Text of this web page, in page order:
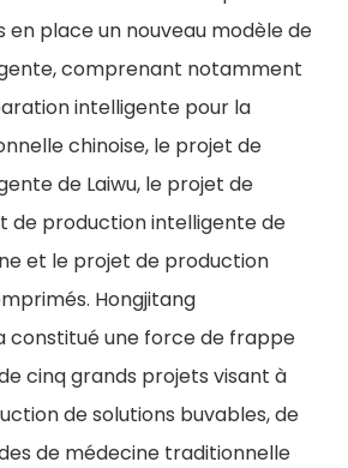
en place un nouveau modèle de
comprenant notamment
intelligente pour la
chinoise, le projet de
de Laiwu, le projet de
de production intelligente de
et le projet de production
Hongjitang
constitué une force de frappe
cinq grands projets visant à
de solutions buvables, de
de médecine traditionnelle